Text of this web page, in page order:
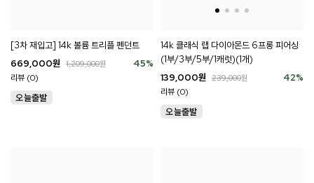
[3차 재입고] 14k 볼륨 트리플 펜던트
45%
669,000원 1,209,000원
리뷰 (0)
14k 클래식 랩 다이아몬드 6프롱 피어싱
(1부/3부/5부/1캐럿)(1개)
42%
139,000원 239,000원
리뷰 (0)